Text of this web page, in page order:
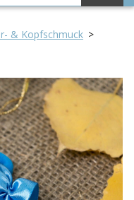
& Kopfschmuck